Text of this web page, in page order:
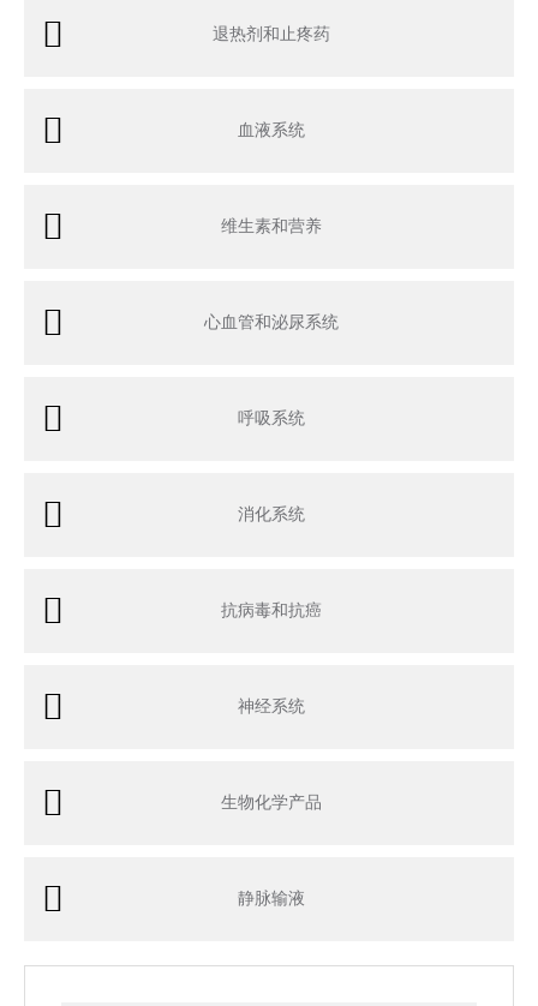
退热剂和止疼药
血液系统
维生素和营养
心血管和泌尿系统
呼吸系统
消化系统
抗病毒和抗癌
神经系统
生物化学产品
静脉输液